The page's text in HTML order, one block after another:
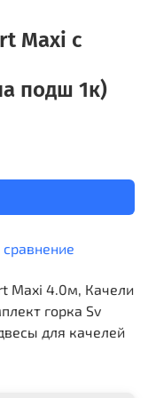
Maxi с
подш 1к)
Maxi 4.0м, Качели
горка Sv
для качелей